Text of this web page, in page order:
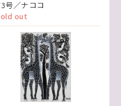
号／ナココ
out